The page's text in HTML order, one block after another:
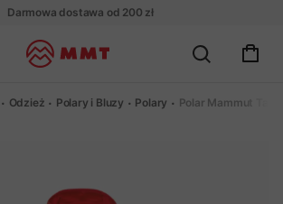
Darmowa dostawa od 200 zł
Odzież Polary i Bluzy Polary Polar Mammut